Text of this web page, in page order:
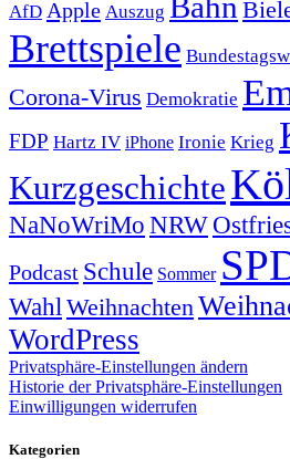
AfD Apple Auszug
Brettspiele
Corona-Virus Demokratie
FDP Hartz IV iPhone Ironie Krieg
Kurzgeschichte
NaNoWriMo NRW
Podcast Schule Sommer
Wahl Weihnachten
WordPress
Privatsphäre-Einstellungen ändern
Historie der Privatsphäre-Einstellungen
Einwilligungen widerrufen
Kategorien